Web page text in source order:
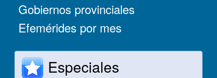
Gobiernos provinciales
Efemérides por mes
Especiales